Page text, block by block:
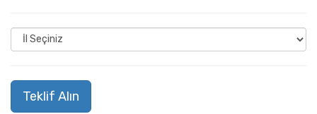
Teklif Alın